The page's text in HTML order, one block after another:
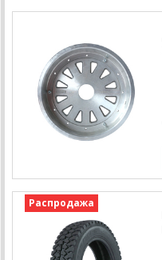
Распродажа